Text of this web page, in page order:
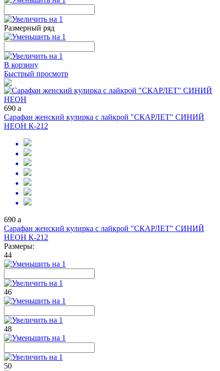
Размерный ряд
В корзину
Быстрый просмотр
690 a
Сарафан женский кулирка с лайкрой "СКАРЛЕТ" СИНИЙ
НЕОН К-212
690 a
Сарафан женский кулирка с лайкрой "СКАРЛЕТ" СИНИЙ
НЕОН К-212
Размеры:
44
46
48
50